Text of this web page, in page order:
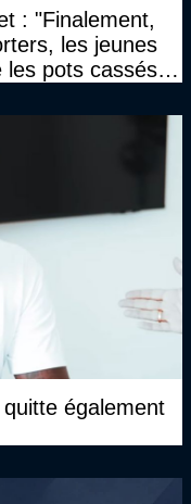
: "Finalement,
les jeunes
les pots cassés
également